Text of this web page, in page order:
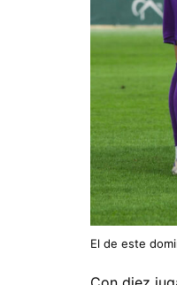
El de este